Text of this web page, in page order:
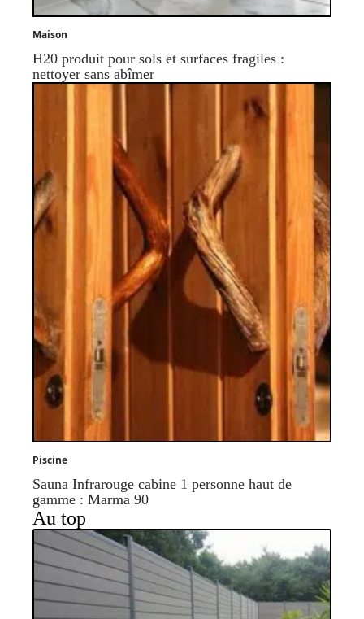
Maison
H20 produit pour sols et surfaces fragiles :
nettoyer sans abîmer
Piscine
Sauna Infrarouge cabine 1 personne haut de
gamme : Marma 90
Au top